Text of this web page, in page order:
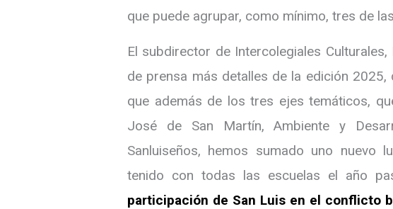
que puede agrupar, como mínimo, tres de
El subdirector de Intercolegiales
de prensa más detalles de la edición 2025,
que además de los tres ejes temáticos,
José de San Martín, Ambiente y
Sanluiseños, hemos sumado uno nuevo
tenido con todas las escuelas el año
participación de San Luis en el conflicto